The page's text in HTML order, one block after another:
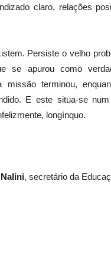
claro, relações
Persiste o velho
se apurou como
missão terminou,
E este situa-se
longínquo.
, secretário da